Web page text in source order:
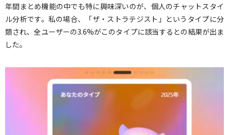
年間まとめ機能の中でも特に興味深いのが、個人のチャットスタイ
ル分析です。私の場合、「ザ・ストラテジスト」というタイプに分
類され、全ユーザーの3.6%がこのタイプに該当するとの結果が出ま
した。